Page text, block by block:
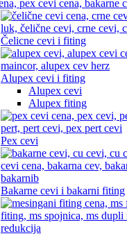
Čelicne cevi i fiting
Alupex cevi i fiting
Alupex cevi
Alupex fiting
Pex cevi
Bakarne cevi i bakarni fiting